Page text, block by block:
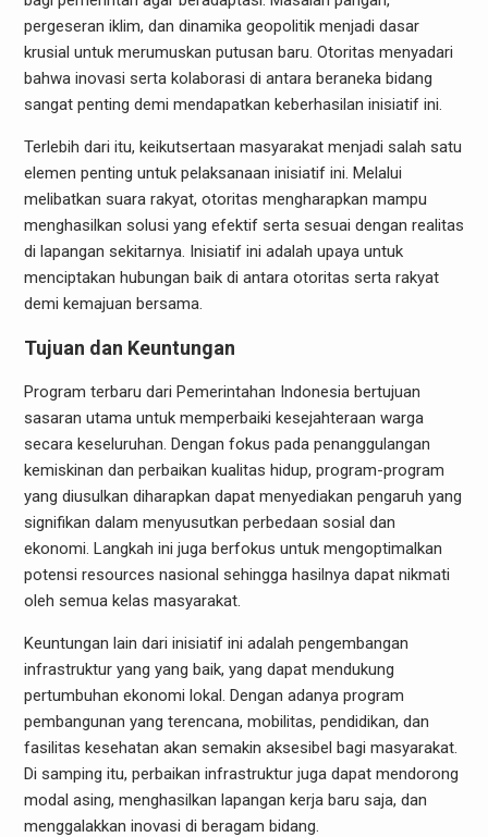
pergeseran iklim, dan dinamika geopolitik menjadi dasar
krusial untuk merumuskan putusan baru. Otoritas menyadari
bahwa inovasi serta kolaborasi di antara beraneka bidang
sangat penting demi mendapatkan keberhasilan inisiatif ini.
Terlebih dari itu, keikutsertaan masyarakat menjadi salah satu
elemen penting untuk pelaksanaan inisiatif ini. Melalui
melibatkan suara rakyat, otoritas mengharapkan mampu
menghasilkan solusi yang efektif serta sesuai dengan realitas
di lapangan sekitarnya. Inisiatif ini adalah upaya untuk
menciptakan hubungan baik di antara otoritas serta rakyat
demi kemajuan bersama.
Tujuan dan Keuntungan
Program terbaru dari Pemerintahan Indonesia bertujuan
sasaran utama untuk memperbaiki kesejahteraan warga
secara keseluruhan. Dengan fokus pada penanggulangan
kemiskinan dan perbaikan kualitas hidup, program-program
yang diusulkan diharapkan dapat menyediakan pengaruh yang
signifikan dalam menyusutkan perbedaan sosial dan
ekonomi. Langkah ini juga berfokus untuk mengoptimalkan
potensi resources nasional sehingga hasilnya dapat nikmati
oleh semua kelas masyarakat.
Keuntungan lain dari inisiatif ini adalah pengembangan
infrastruktur yang yang baik, yang dapat mendukung
pertumbuhan ekonomi lokal. Dengan adanya program
pembangunan yang terencana, mobilitas, pendidikan, dan
fasilitas kesehatan akan semakin aksesibel bagi masyarakat.
Di samping itu, perbaikan infrastruktur juga dapat mendorong
modal asing, menghasilkan lapangan kerja baru saja, dan
menggalakkan inovasi di beragam bidang.